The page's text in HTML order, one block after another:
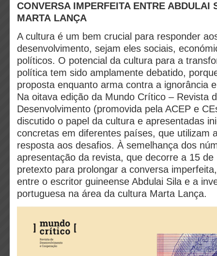
CONVERSA IMPERFEITA ENTRE ABDULAI
MARTA LANÇA
A cultura é um bem crucial para responder
desenvolvimento, sejam eles sociais,
políticos. O potencial da cultura para a
política tem sido amplamente debatido,
proposta enquanto arma contra a ignorância
Na oitava edição da Mundo Crítico – Revista
Desenvolvimento (promovida pela ACEP e
discutido o papel da cultura e apresentadas
concretas em diferentes países, que utilizam
resposta aos desafios. À semelhança dos
apresentação da revista, que decorre a 15 de
pretexto para prolongar a conversa
entre o escritor guineense Abdulai Sila e a
portuguesa na área da cultura Marta Lança.